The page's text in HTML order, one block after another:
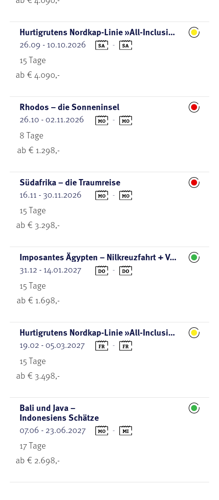
Hurtigrutens Nordkap-Linie »All-Inclusive«
26.09 - 10.10.2026
-
15 Tage
ab € 4.090,-
Rhodos – die Sonneninsel
26.10 - 02.11.2026
-
8 Tage
ab € 1.298,-
Südafrika – die Traumreise
16.11 - 30.11.2026
-
15 Tage
ab € 3.298,-
Imposantes Ägypten – Nilkreuzfahrt + Verwöhnwoche am Roten Meer
31.12 - 14.01.2027
-
15 Tage
ab € 1.698,-
Hurtigrutens Nordkap-Linie »All-Inclusive«
19.02 - 05.03.2027
-
15 Tage
ab € 3.498,-
Bali und Java –
Indonesiens Schätze
07.06 - 23.06.2027
-
17 Tage
ab € 2.698,-